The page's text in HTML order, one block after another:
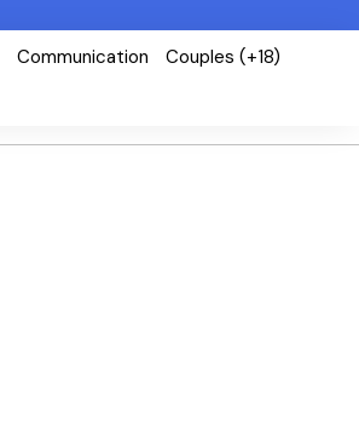
Communication Couples (+18)